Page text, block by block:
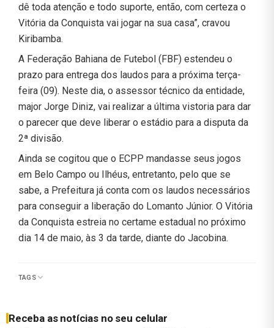
dê toda atenção e todo suporte, então, com certeza o
Vitória da Conquista vai jogar na sua casa”, cravou
Kiribamba.
A Federação Bahiana de Futebol (FBF) estendeu o
prazo para entrega dos laudos para a próxima terça-
feira (09). Neste dia, o assessor técnico da entidade,
major Jorge Diniz, vai realizar a última vistoria para dar
o parecer que deve liberar o estádio para a disputa da
2ª divisão.
Ainda se cogitou que o ECPP mandasse seus jogos
em Belo Campo ou Ilhéus, entretanto, pelo que se
sabe, a Prefeitura já conta com os laudos necessários
para conseguir a liberação do Lomanto Júnior. O Vitória
da Conquista estreia no certame estadual no próximo
dia 14 de maio, às 3 da tarde, diante do Jacobina.
TAGS
Receba as notícias no seu celular